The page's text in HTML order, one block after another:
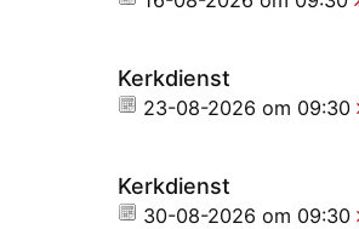
Kerkdienst
23-08-2026 om 09:30
Kerkdienst
30-08-2026 om 09:30